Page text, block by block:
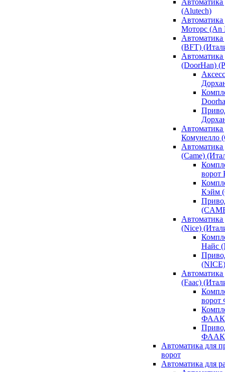
(Alutech)
Моторс (An
(BFT)
Автоматика
(DoorHan)
Автоматика
Комунелло
(Came)
ворот
Кэйм
Автоматика
(Nice)
Найс
(NICE)
(Faac)
ФААК
ФААК
Автоматика для
ворот
Автоматика для